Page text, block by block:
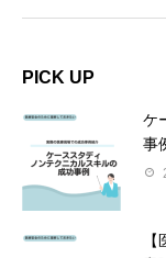
PICK UP
ケ
事